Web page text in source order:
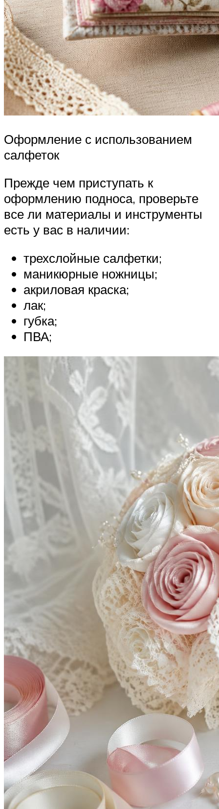
Оформление с использованием
салфеток
Прежде чем приступать к
оформлению подноса, проверьте
все ли материалы и инструменты
есть у вас в наличии:
трехслойные салфетки;
маникюрные ножницы;
акриловая краска;
лак;
губка;
ПВА;